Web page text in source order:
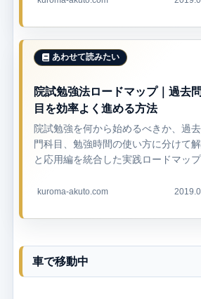
院試勉強法ロードマップ｜過去
目を効率よく進める方法
院試勉強を何から始めるべきか、過
門科目、勉強時間の使い方に分けて
と応用編を統合した実践ロードマップ
kuroma-akuto.com
車で移動中